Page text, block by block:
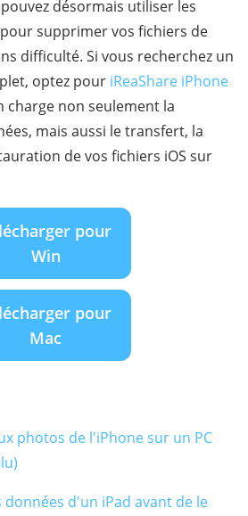
désormais utiliser les
supprimer vos fichiers de
difficulté. Si vous recherchez un
optez pour iReaShare iPhone
charge non seulement la
mais aussi le transfert, la
de vos fichiers iOS sur
pour
Win
pour
Mac
photos de l'iPhone sur un PC
d'un iPad avant de le